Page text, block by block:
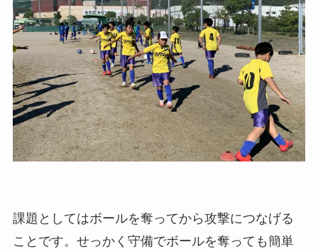
課題としてはボールを奪ってから攻撃につなげる
ことです。せっかく守備でボールを奪っても簡単